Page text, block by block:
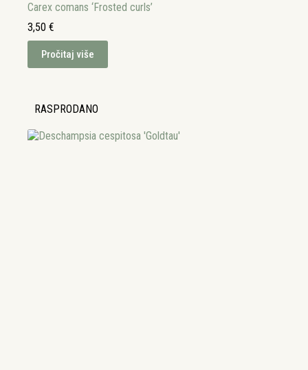
Carex comans ‘Frosted curls’
3,50 €
Pročitaj više
RASPRODANO